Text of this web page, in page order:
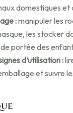
domestiques et
:manipuler les
les stocker
portée des
d’utilisation :
et suivre